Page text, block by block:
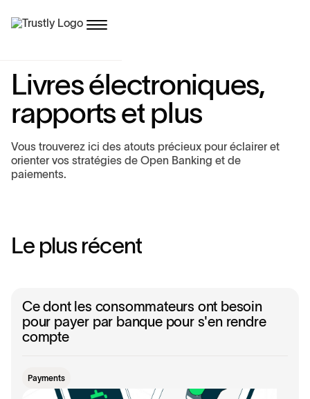
Livresélectroniques,
rapportset plus
Vous trouverez ici des atouts précieux pour éclairer et
orienter vos stratégies de Open Banking et de
paiements.
Le plus récent
Ce dont les consommateurs ont besoin
pour payer par banque pour s'en rendre
compte
Payments